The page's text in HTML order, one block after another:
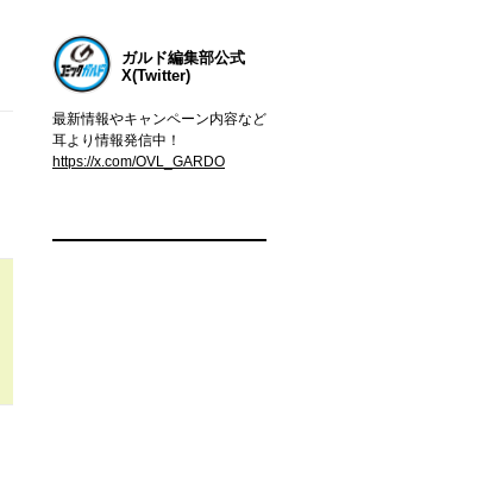
ガルド編集部公式
X(Twitter)
最新情報やキャンペーン内容など
耳より情報発信中！
https://x.com/OVL_GARDO